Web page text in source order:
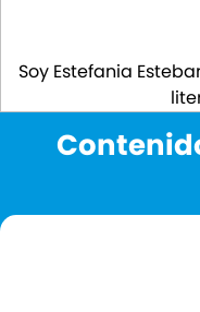
Soy Estefania